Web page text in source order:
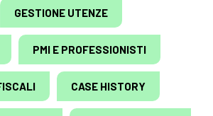
GESTIONE UTENZE
PMI E PROFESSIONISTI
CASE HISTORY